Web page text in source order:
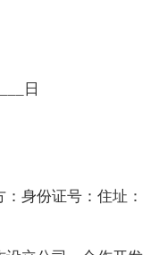
日
身份证号：住址：